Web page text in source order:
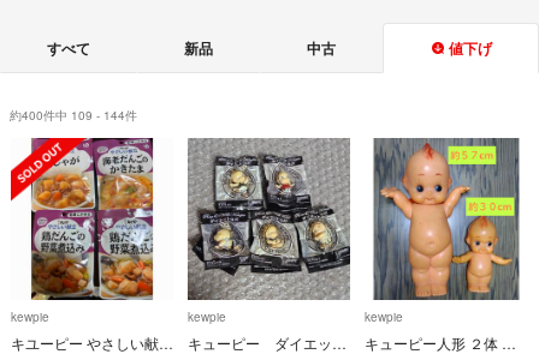
すべて 新品 中古 値下げ
約400件中 109 - 144件
kewpie
キユーピー やさしい献立 鶏だんごの野菜煮込み(100g)その他2種類
kewpie
キューピー ダイエットヨガ キーホルダー
kewpie
キューピー人形 ２体 昭和レトロ